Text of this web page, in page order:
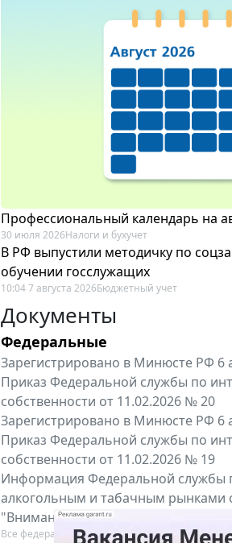
Профессиональный календарь на
30 июля 2026Налоги и бухучет
В РФ выпустили методичку по
обучении госслужащих
10:04 7 августа 2026Бюджетный учет
Документы
Федеральные
Зарегистрировано в Минюсте РФ 6
Приказ Федеральной службы по
собственности от 11.02.2026 № 20
Зарегистрировано в Минюсте РФ 6
Приказ Федеральной службы по
собственности от 11.02.2026 № 19
Информация Федеральной службы
алкогольным и табачным рынками
"Вниманию производителей и
Все федеральные документы